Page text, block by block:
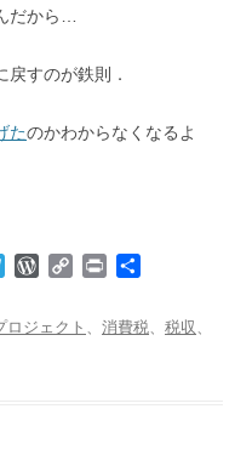
だから…
すのが鉄則．
たのかわからなくなるよ
l
e
W
d
C
y
n
ロジェクト 、 消費税、 税収、